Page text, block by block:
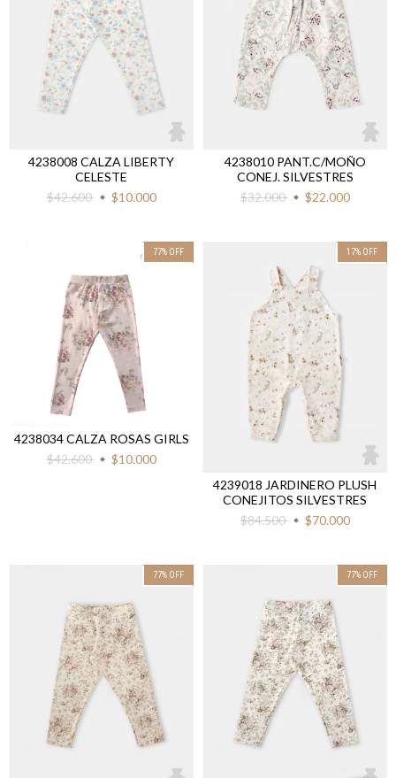
4238008 CALZA LIBERTY
CELESTE
$42.600
$10.000
4238010 PANT.C/MOÑO
CONEJ. SILVESTRES
$32.000
$22.000
77% OFF
4238034 CALZA ROSAS GIRLS
$42.600
$10.000
17% OFF
4239018 JARDINERO PLUSH
CONEJITOS SILVESTRES
$84.500
$70.000
77% OFF 77% OFF